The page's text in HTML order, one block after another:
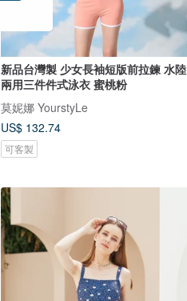
新品台灣製 少女長袖短版前拉鍊 水陸
兩用三件件式泳衣 蜜桃粉
莫妮娜 YourstyLe
US$ 132.74
可客製